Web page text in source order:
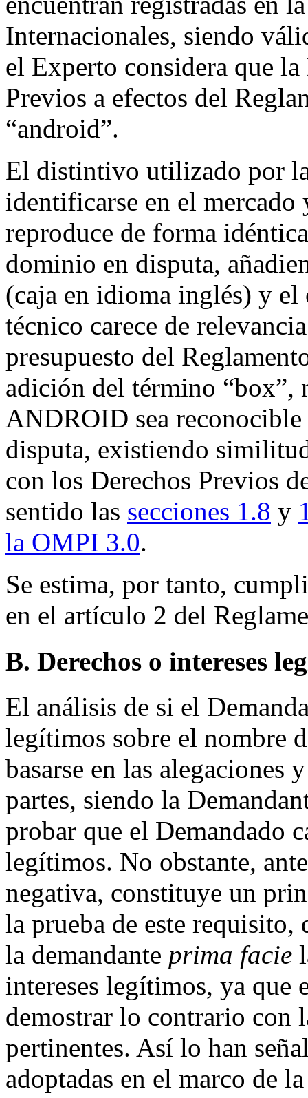
Internacionales, siendo
el Experto considera que
Previos a efectos del
“android”.
El distintivo utilizado por
identificarse en el
reproduce de forma
dominio en disputa,
(caja en idioma inglés) y el
técnico carece de
presupuesto del
adición del término “box”,
ANDROID sea
disputa, existiendo
con los Derechos Previos
sentido las secciones 1.8 y
la OMPI 3.0.
Se estima, por tanto,
en el artículo 2 del
B. Derechos o intereses
El análisis de si el
legítimos sobre el nombre
basarse en las alegaciones
partes, siendo la
probar que el Demandado
legítimos. No obstante,
negativa, constituye un
la prueba de este requisito,
la demandante prima facie
intereses legítimos, ya que
demostrar lo contrario con
pertinentes. Así lo han
adoptadas en el marco de